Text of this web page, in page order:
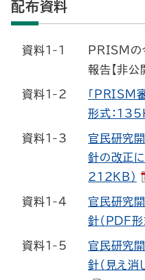
配布資料
資料1-1
PRISMの
報告【非公
資料1-2
「PRISM
形式：
資料1-3
官民研究
針の改正に
212KB）
資料1-4
官民研究
針（PDF
資料1-5
官民研究
針（見え消